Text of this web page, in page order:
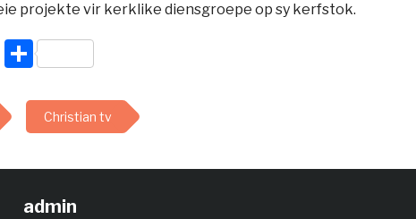
projekte vir kerklike diensgroepe op sy kerfstok.
Share
Christian tv
admin